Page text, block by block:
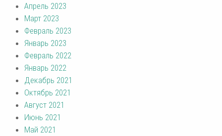
Апрель 2023
Март 2023
Февраль 2023
Январь 2023
Февраль 2022
Январь 2022
Декабрь 2021
Октябрь 2021
Август 2021
Июнь 2021
Май 2021